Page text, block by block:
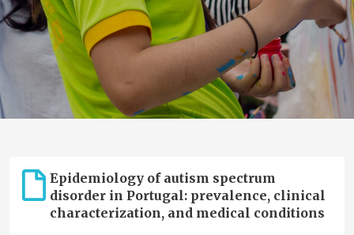
Epidemiology of autism spectrum
disorder in Portugal: prevalence, clinical
characterization, and medical conditions